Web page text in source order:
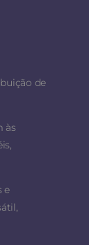
de
às
e